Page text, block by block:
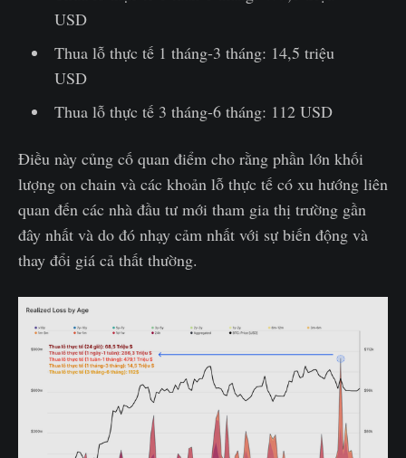
USD
Thua lỗ thực tế 1 tháng-3 tháng: 14,5 triệu
USD
Thua lỗ thực tế 3 tháng-6 tháng: 112 USD
Điều này củng cố quan điểm cho rằng phần lớn khối
lượng on chain và các khoản lỗ thực tế có xu hướng liên
quan đến các nhà đầu tư mới tham gia thị trường gần
đây nhất và do đó nhạy cảm nhất với sự biến động và
thay đổi giá cả thất thường.